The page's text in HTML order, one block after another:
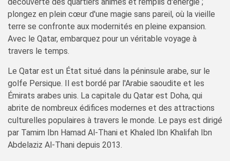
plongez en plein cœur d'une magie sans pareil, où la vieille
terre se confronte aux modernités en pleine expansion.
Avec le Qatar, embarquez pour un véritable voyage à
travers le temps.
Le Qatar est un État situé dans la péninsule arabe, sur le
golfe Persique. Il est bordé par l'Arabie saoudite et les
Émirats arabes unis. La capitale du Qatar est Doha, qui
abrite de nombreux édifices modernes et des attractions
culturelles populaires à travers le monde. Le pays est dirigé
par Tamim Ibn Hamad Al-Thani et Khaled Ibn Khalifah Ibn
Abdelaziz Al-Thani depuis 2013.